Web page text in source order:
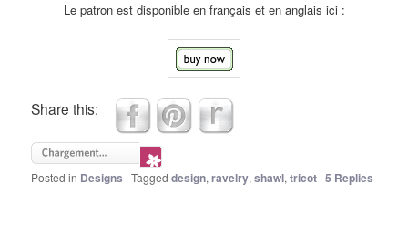
Le patron est disponible en français et en anglais ici :
Share this:
Posted in Designs |Tagged design,ravelry,shawl,tricot |5 Replies